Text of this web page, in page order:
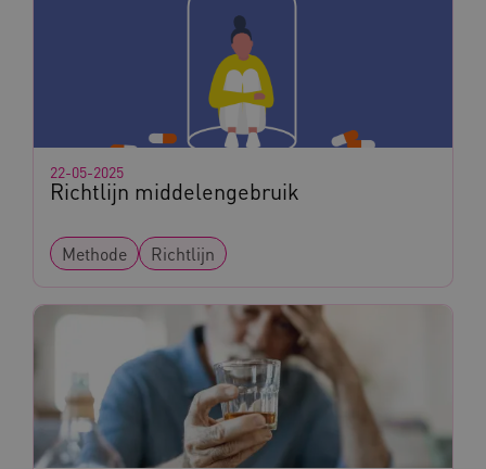
Richtlijn middelengebruik
22-05-2025
Methode Richtlijn
Marketing cookies
Deze functionele en technische cookies zorgen
ervoor dat de website werkt. Deze cookies
worden altijd geplaatst en maken geen inbreuk
Naam
Provider/Domein
__Secure-YNID
ROLLOUT_TOKEN
FPLC